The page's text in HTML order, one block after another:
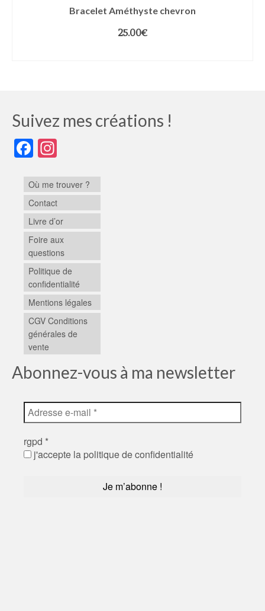
Bracelet Améthyste chevron
25.00€
Suivez mes créations !
Facebook
Où me trouver ?
Contact
Livre d’or
Foire aux
questions
Politique de
confidentialité
Mentions légales
CGV Conditions
générales de
vente
Abonnez-vous à ma newsletter
rgpd *
j'accepte la politique de confidentialité